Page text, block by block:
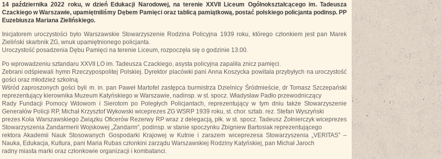
14 października 2022 roku, w dzień Edukacji Narodowej, na terenie XXVII Liceum Ogólnokształcącego im. Tadeusza
Czackiego w Warszawie, upamiętniliśmy Dębem Pamięci oraz tablicą pamiątkową, postać polskiego policjanta podinsp. PP
Euzebiusza Mariana Zielińskiego.
Inicjatorem uroczystości było Warszawskie Stowarzyszenie Rodzina Policyjna 1939 roku, którego członkiem jest pan Marek
Zieliński skarbnik ZG, wnuk upamiętnionego policjanta.
Uroczystość posadzenia Dębu Pamięci na terenie Liceum, rozpoczęła się o godzinie 13.00.
Po wprowadzeniu sztandaru XXVII LO im. Tadeusza Czackiego, asysta policyjna zapaliła znicz pamięci.
Zebrani odśpiewali hymn Rzeczypospolitej Polskiej. Dyrektor placówki pani Anna Koszycka powitała przybyłych na uroczystość
gości oraz młodzież szkolną.
Wśród zaproszonych gości byli m. in. pan Paweł Martofel zastępca burmistrza Dzielnicy Śródmieście, dr Tomasz Szczepański
reprezentujący kierownika Muzeum Katyńskiego w Warszawie, nadinsp. w st. spocz. Władysław Padło przewodniczący
Rady Fundacji Pomocy Wdowom i Sierotom po Poległych Policjantach, reprezentujący w tym dniu także Stowarzyszenie
Generałów Policji RP, Michał Krzysztof Wykowski wiceprezes ZG WSRP 1939 roku, st. chor. sztab. rez. Stefan Wyszyński
prezes Koła Warszawskiego Związku Oficerów Rezerwy RP wraz z delegacją, płk. w st. spocz. Tadeusz Żołnierczyk wiceprezes
Stowarzyszenia Żandarmerii Wojskowej „Żandarm”, podinsp. w stanie spoczynku Zbigniew Bartosiak reprezentującego
rektora Akademii Nauk Stosowanych Gospodarki Krajowej w Kutnie i zarazem wiceprezesa Stowarzyszenia „VERITAS” –
Nauka, Edukacja, Kultura, pani Maria Rubas członkini zarządu Warszawskiej Rodziny Katyńskiej, pan Michał Jaroch
radny miasta marki oraz członkowie organizacji i kombatanci.